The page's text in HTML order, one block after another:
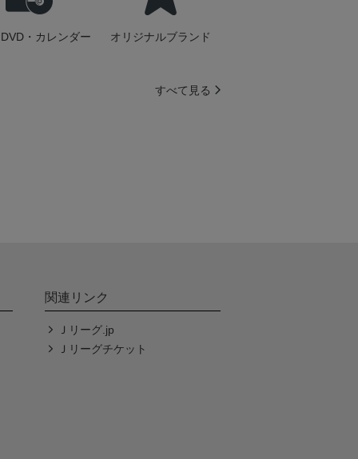
・カレンダー オリジナルブランド
すべて見る
関連リンク
Ｊリーグ.jp
Ｊリーグチケット